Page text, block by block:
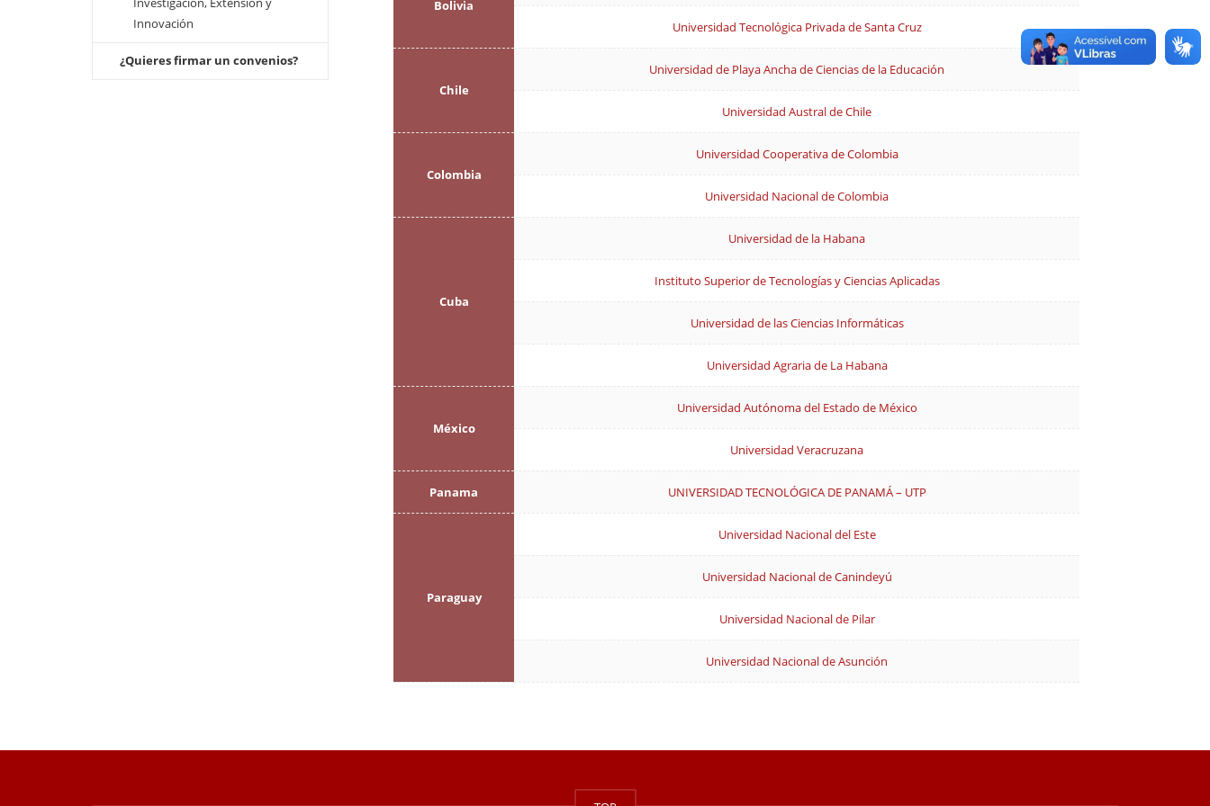
Bolivia
Universidad Tecnológica Privada de Santa Cruz
Chile
Universidad de Playa Ancha de Ciencias de la Educación
Universidad Austral de Chile
Colombia
Universidad Cooperativa de Colombia
Universidad Nacional de Colombia
Cuba
Universidad de la Habana
Instituto Superior de Tecnologías y Ciencias Aplicadas
Universidad de las Ciencias Informáticas
Universidad Agraria de La Habana
México
Universidad Autónoma del Estado de México
Universidad Veracruzana
Panama UNIVERSIDAD TECNOLÓGICA DE PANAMÁ – UTP
Paraguay
Universidad Nacional del Este
Universidad Nacional de Canindeyú
Universidad Nacional de Pilar
Universidad Nacional de Asunción
Innovación
¿Quieres firmar un convenios?